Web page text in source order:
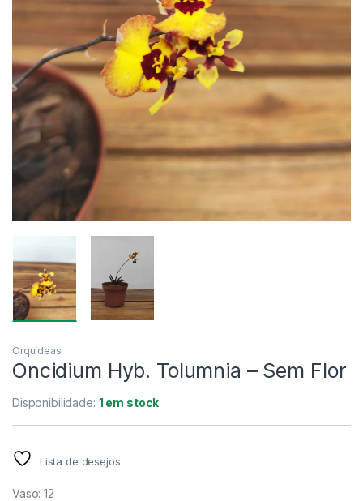
Orquídeas
Oncidium Hyb. Tolumnia – Sem Flor
Disponibilidade: 1 em stock
Lista de desejos
Vaso: 12